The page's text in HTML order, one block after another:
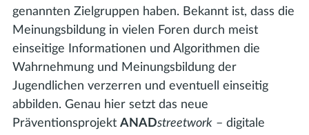
genannten Zielgruppen haben. Bekannt ist, dass die
Meinungsbildung in vielen Foren durch meist
einseitige Informationen und Algorithmen die
Wahrnehmung und Meinungsbildung der
Jugendlichen verzerren und eventuell einseitig
abbilden. Genau hier setzt das neue
Präventionsprojekt ANADstreetwork – digitale